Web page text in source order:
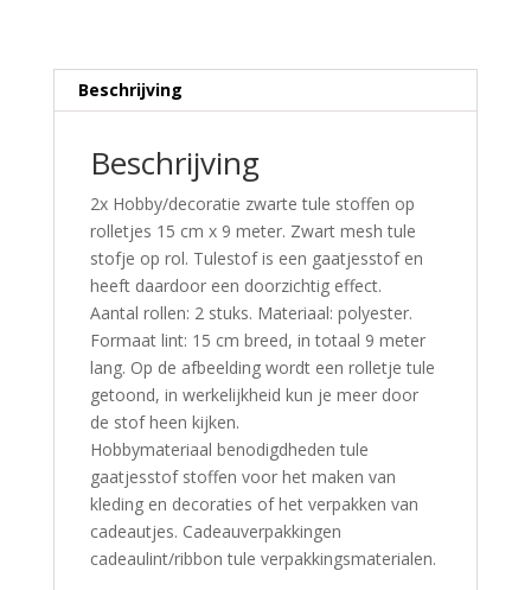
Beschrijving
Beschrijving
2x Hobby/decoratie zwarte tule stoffen op
rolletjes 15 cm x 9 meter. Zwart mesh tule
stofje op rol. Tulestof is een gaatjesstof en
heeft daardoor een doorzichtig effect.
Aantal rollen: 2 stuks. Materiaal: polyester.
Formaat lint: 15 cm breed, in totaal 9 meter
lang. Op de afbeelding wordt een rolletje tule
getoond, in werkelijkheid kun je meer door
de stof heen kijken.
Hobbymateriaal benodigdheden tule
gaatjesstof stoffen voor het maken van
kleding en decoraties of het verpakken van
cadeautjes. Cadeauverpakkingen
cadeaulint/ribbon tule verpakkingsmaterialen.